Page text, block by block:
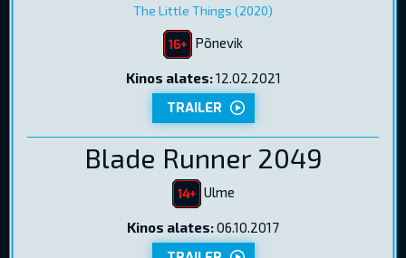
The Little Things (2020)
Põnevik
Kinos alates:12.02.2021
TRAILER
Blade Runner 2049
Ulme
Kinos alates:06.10.2017